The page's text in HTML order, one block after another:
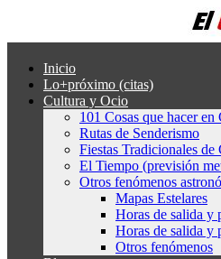
Inicio
Lo+próximo (citas)
Cultura y Ocio
101 Cosas que hacer en
Rutas de Senderismo
Fiestas Tradicionales de
El Tiempo (previsión
Otros fenómenos
Mapas Estelares
Horas de salida y
Horas de salida y
Otros fenómenos